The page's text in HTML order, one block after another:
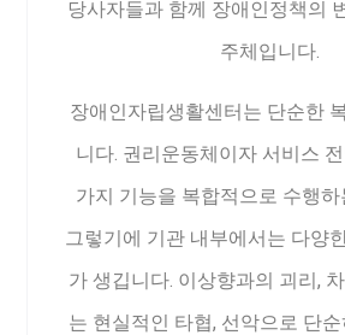
당사자들과 함께 장애인정책의
주체입니다.
장애인자립생활센터는 단순한
니다. 권리운동체이자 서비스
가지 기능을 복합적으로 수행하
그렇기에 기관 내부에서는 다양
가 생깁니다. 이상향과의 괴리,
는 현실적인 타협, 선악으로 단